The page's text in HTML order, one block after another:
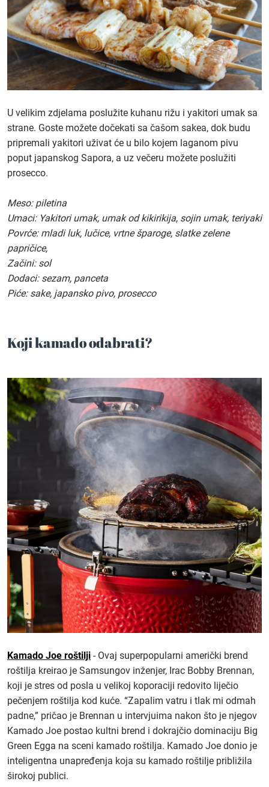
U velikim zdjelama poslužite kuhanu rižu i yakitori umak sa
strane. Goste možete dočekati sa čašom sakea, dok budu
pripremali yakitori uživat će u bilo kojem laganom pivu
poput japanskog Sapora, a uz večeru možete poslužiti
prosecco.
Meso: piletina
Umaci: Yakitori umak, umak od kikirikija, sojin umak, teriyaki
Povrće: mladi luk, lučice, vrtne šparoge, slatke zelene
papričice,
Začini: sol
Dodaci: sezam, panceta
Piće: sake, japansko pivo, prosecco
Koji kamado odabrati?
Kamado Joe roštilji - Ovaj superpopularni američki brend
roštilja kreirao je Samsungov inženjer, Irac Bobby Brennan,
koji je stres od posla u velikoj koporaciji redovito liječio
pečenjem roštilja kod kuće. “Zapalim vatru i tlak mi odmah
padne,” pričao je Brennan u intervjuima nakon što je njegov
Kamado Joe postao kultni brend i dokrajčio dominaciju Big
Green Egga na sceni kamado roštilja. Kamado Joe donio je
inteligentna unapređenja koja su kamado roštilje približila
širokoj publici.